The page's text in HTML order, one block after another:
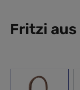
Fritzi